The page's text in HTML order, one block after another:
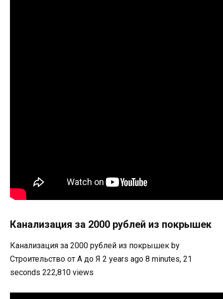
Канализация за 2000 рублей из покрышек
Канализация за 2000 рублей из покрышек by
Строительство от А до Я 2 years ago 8 minutes, 21
seconds 222,810 views